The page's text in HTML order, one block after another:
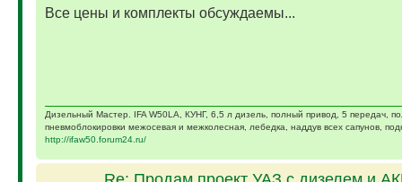
Все цены и комплекты обсуждаемы...
Дизельный Мастер. IFA W50LA, КУНГ, 6,5 л дизель, полный привод, 5 передач,
пневмоблокировки межосевая и межколесная, лебедка, наддув всех сапунов,
http://ifaw50.forum24.ru/